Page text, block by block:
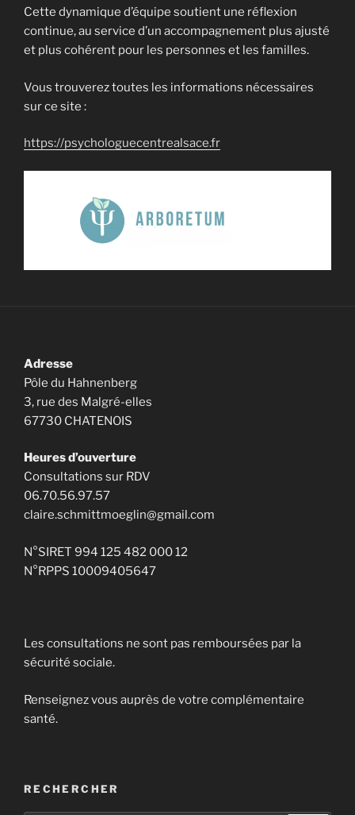
Cette dynamique d’équipe soutient une réflexion
continue, au service d’un accompagnement plus ajusté
et plus cohérent pour les personnes et les familles.
Vous trouverez toutes les informations nécessaires
sur ce site :
https://psychologuecentrealsace.fr
Adresse
Pôle du Hahnenberg
3, rue des Malgré-elles
67730 CHATENOIS
Heures d’ouverture
Consultations sur RDV
06.70.56.97.57
claire.schmittmoeglin@gmail.com
N°SIRET 994 125 482 000 12
N°RPPS 10009405647
Les consultations ne sont pas remboursées par la
sécurité sociale.
Renseignez vous auprès de votre complémentaire
santé.
RECHERCHER